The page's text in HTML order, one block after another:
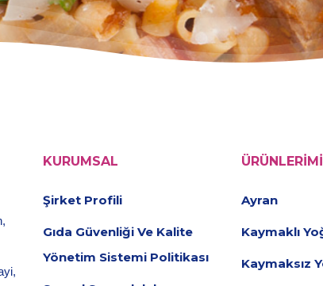
KURUMSAL
Şirket Profili
Gıda Güvenliği Ve Kalite
Yönetim Sistemi Politikası
Ayran
Kaymaklı
Kaymaksız